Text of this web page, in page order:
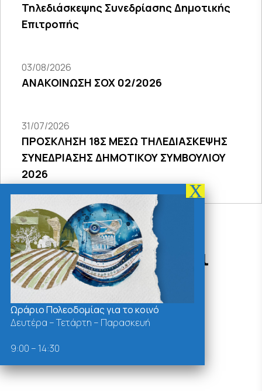
Τηλεδιάσκεψης Συνεδρίασης Δημοτικής
Επιτροπής
03/08/2026
ΑΝΑΚΟΙΝΩΣΗ ΣΟΧ 02/2026
31/07/2026
ΠΡΟΣΚΛΗΣΗ 18Σ ΜΕΣΩ ΤΗΛΕΔΙΑΣΚΕΨΗΣ
ΣΥΝΕΔΡΙΑΣΗΣ ΔΗΜΟΤΙΚΟΥ ΣΥΜΒΟΥΛΙΟΥ
2026
Δράσεις - Χρήσιμοι
Σύνδεσμοι
Ωράριο Πολεοδομίας για το κοινό
Δευτέρα – Τετάρτη – Παρασκευή
9:00 – 14:30